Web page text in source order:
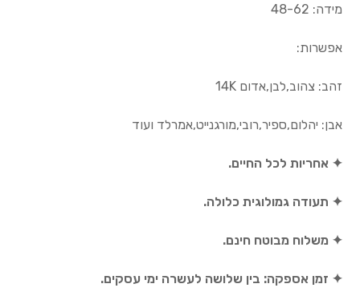
מידה: 48-62
אפשרות:
זהב: צהוב,לבן,אדום 14K
אבן: יהלום,ספיר,רובי,מורגנייט,אמרלד ועוד
✦ אחריות לכל החיים.
✦ תעודה גמולוגית כלולה.
✦ משלוח מבוטח חינם.
✦ זמן אספקה: בין שלושה לעשרה ימי עסקים.